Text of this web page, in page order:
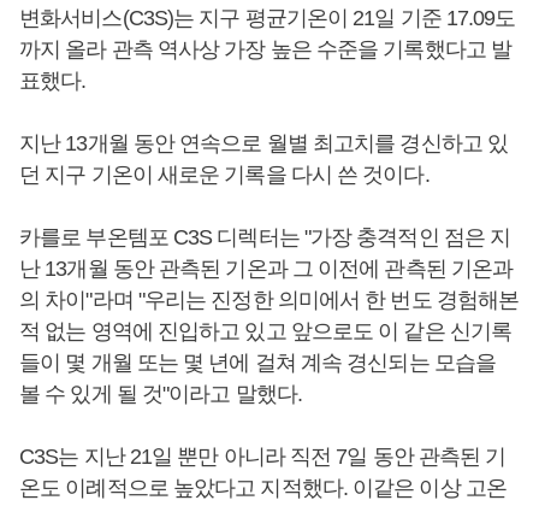
변화서비스(C3S)는 지구 평균기온이 21일 기준 17.09도
까지 올라 관측 역사상 가장 높은 수준을 기록했다고 발
표했다.
지난 13개월 동안 연속으로 월별 최고치를 경신하고 있
던 지구 기온이 새로운 기록을 다시 쓴 것이다.
카를로 부온템포 C3S 디렉터는 "가장 충격적인 점은 지
난 13개월 동안 관측된 기온과 그 이전에 관측된 기온과
의 차이"라며 "우리는 진정한 의미에서 한 번도 경험해본
적 없는 영역에 진입하고 있고 앞으로도 이 같은 신기록
들이 몇 개월 또는 몇 년에 걸쳐 계속 경신되는 모습을
볼 수 있게 될 것"이라고 말했다.
C3S는 지난 21일 뿐만 아니라 직전 7일 동안 관측된 기
온도 이례적으로 높았다고 지적했다. 이같은 이상 고온